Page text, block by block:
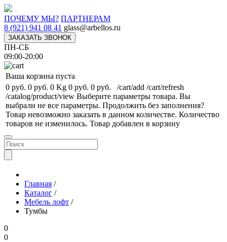
ПОЧЕМУ МЫ? ПАРТНЕРАМ
8 (921) 941 08 41 glass@arbellos.ru
ЗАКАЗАТЬ ЗВОНОК
ПН-СБ
09:00-20:00
Ваша корзина пуста
0 руб. 0 руб. 0 Kg 0 руб. 0 руб. /cart/add /cart/refresh
/catalog/product/view Выберите параметры товара. Вы
выбрали не все параметры. Продолжить без заполнения?
Товар невозможно заказать в данном количестве. Количество
товаров не изменилось. Товар добавлен в корзину
Главная /
Каталог /
Мебель лофт /
Тумбы
0
0